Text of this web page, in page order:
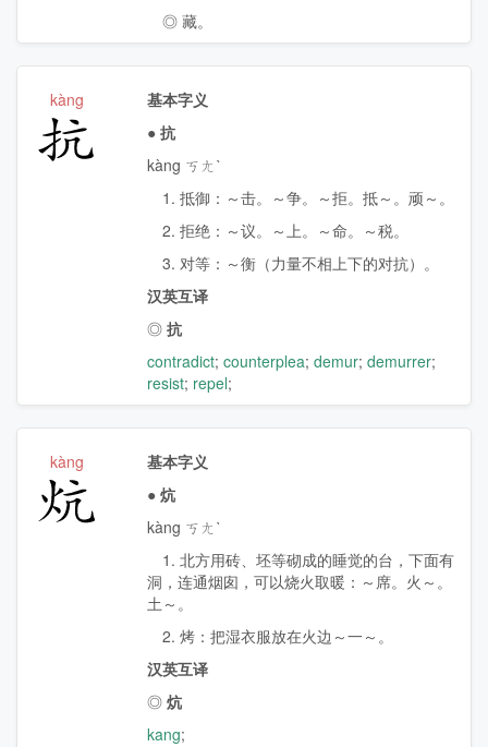
◎ 藏。
抗
kàng
基本字义
● 抗
kàng ㄎㄤˋ
1. 抵御：～击。～争。～拒。抵～。顽～。
2. 拒绝：～议。～上。～命。～税。
3. 对等：～衡（力量不相上下的对抗）。
汉英互译
◎ 抗
contradict; counterplea; demur; demurrer;
resist; repel;
炕
kàng
基本字义
● 炕
kàng ㄎㄤˋ
1. 北方用砖、坯等砌成的睡觉的台，下面有
洞，连通烟囱，可以烧火取暖：～席。火～。
土～。
2. 烤：把湿衣服放在火边～一～。
汉英互译
◎ 炕
kang;